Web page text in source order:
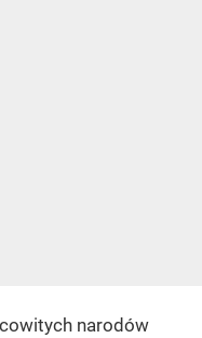
narodów